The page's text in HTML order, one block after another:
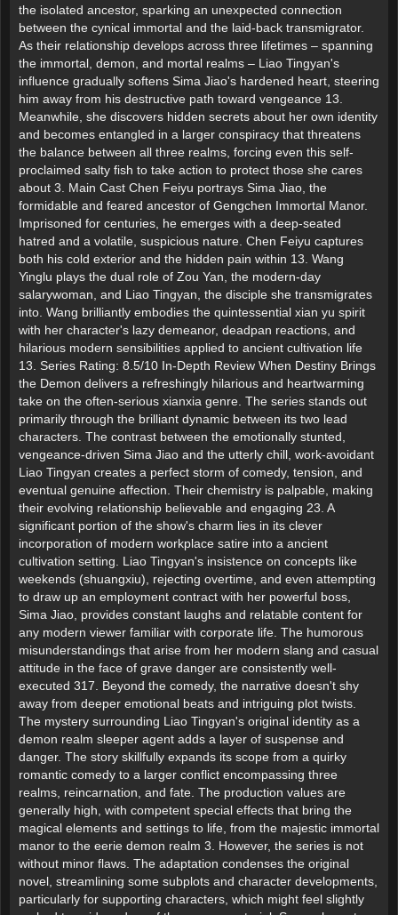
the isolated ancestor, sparking an unexpected connection
between the cynical immortal and the laid-back transmigrator.
As their relationship develops across three lifetimes – spanning
the immortal, demon, and mortal realms – Liao Tingyan's
influence gradually softens Sima Jiao's hardened heart, steering
him away from his destructive path toward vengeance 13.
Meanwhile, she discovers hidden secrets about her own identity
and becomes entangled in a larger conspiracy that threatens
the balance between all three realms, forcing even this self-
proclaimed salty fish to take action to protect those she cares
about 3. Main Cast Chen Feiyu portrays Sima Jiao, the
formidable and feared ancestor of Gengchen Immortal Manor.
Imprisoned for centuries, he emerges with a deep-seated
hatred and a volatile, suspicious nature. Chen Feiyu captures
both his cold exterior and the hidden pain within 13. Wang
Yinglu plays the dual role of Zou Yan, the modern-day
salarywoman, and Liao Tingyan, the disciple she transmigrates
into. Wang brilliantly embodies the quintessential xian yu spirit
with her character's lazy demeanor, deadpan reactions, and
hilarious modern sensibilities applied to ancient cultivation life
13. Series Rating: 8.5/10 In-Depth Review When Destiny Brings
the Demon delivers a refreshingly hilarious and heartwarming
take on the often-serious xianxia genre. The series stands out
primarily through the brilliant dynamic between its two lead
characters. The contrast between the emotionally stunted,
vengeance-driven Sima Jiao and the utterly chill, work-avoidant
Liao Tingyan creates a perfect storm of comedy, tension, and
eventual genuine affection. Their chemistry is palpable, making
their evolving relationship believable and engaging 23. A
significant portion of the show's charm lies in its clever
incorporation of modern workplace satire into a ancient
cultivation setting. Liao Tingyan's insistence on concepts like
weekends (shuangxiu), rejecting overtime, and even attempting
to draw up an employment contract with her powerful boss,
Sima Jiao, provides constant laughs and relatable content for
any modern viewer familiar with corporate life. The humorous
misunderstandings that arise from her modern slang and casual
attitude in the face of grave danger are consistently well-
executed 317. Beyond the comedy, the narrative doesn't shy
away from deeper emotional beats and intriguing plot twists.
The mystery surrounding Liao Tingyan's original identity as a
demon realm sleeper agent adds a layer of suspense and
danger. The story skillfully expands its scope from a quirky
romantic comedy to a larger conflict encompassing three
realms, reincarnation, and fate. The production values are
generally high, with competent special effects that bring the
magical elements and settings to life, from the majestic immortal
manor to the eerie demon realm 3. However, the series is not
without minor flaws. The adaptation condenses the original
novel, streamlining some subplots and character developments,
particularly for supporting characters, which might feel slightly